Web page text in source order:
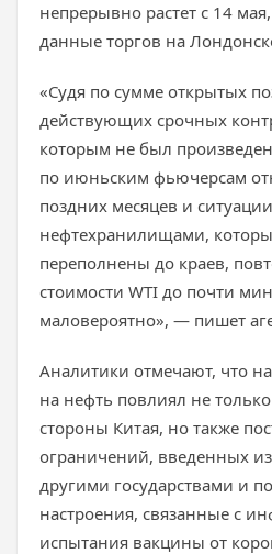
непрерывно растет с 14 мая,
данные торгов на
«Судя по сумме открытых
действующих срочных
которым не был
по июньским фьючерсам
поздних месяцев и
нефтехранилищами,
переполнены до краев,
стоимости WTI до почти
маловероятно», — пишет
Аналитики отмечают, что
на нефть повлиял не только
стороны Китая, но также
ограничений, введенных
другими государствами и
настроения, связанные с
испытания вакцины от